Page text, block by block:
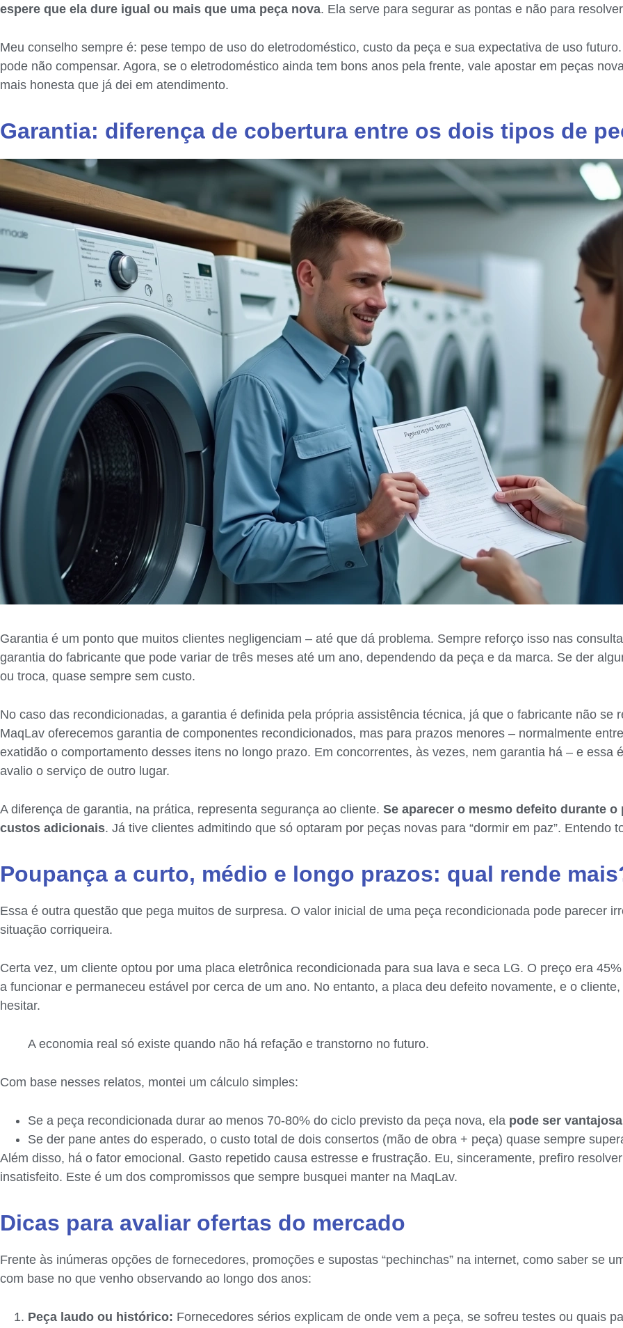
espere que ela dure igual ou mais que uma peça nova. Ela serve para segurar as pontas e não para
Meu conselho sempre é: pese tempo de uso do eletrodoméstico, custo da peça e sua expectativa de uso
pode não compensar. Agora, se o eletrodoméstico ainda tem bons anos pela frente, vale apostar em peças
mais honesta que já dei em atendimento.
Garantia: diferença de cobertura entre os dois tipos de
Garantia é um ponto que muitos clientes negligenciam – até que dá problema. Sempre reforço isso nas
garantia do fabricante que pode variar de três meses até um ano, dependendo da peça e da marca. Se der
ou troca, quase sempre sem custo.
No caso das recondicionadas, a garantia é definida pela própria assistência técnica, já que o fabricante não se
MaqLav oferecemos garantia de componentes recondicionados, mas para prazos menores – normalmente
exatidão o comportamento desses itens no longo prazo. Em concorrentes, às vezes, nem garantia há – e
avalio o serviço de outro lugar.
A diferença de garantia, na prática, representa segurança ao cliente. Se aparecer o mesmo defeito durante
custos adicionais. Já tive clientes admitindo que só optaram por peças novas para “dormir em paz”. Entendo
Poupança a curto, médio e longo prazos: qual rende
Essa é outra questão que pega muitos de surpresa. O valor inicial de uma peça recondicionada pode parecer
situação corriqueira.
Certa vez, um cliente optou por uma placa eletrônica recondicionada para sua lava e seca LG. O preço era
a funcionar e permaneceu estável por cerca de um ano. No entanto, a placa deu defeito novamente, e o
hesitar.
A economia real só existe quando não há refação e transtorno no futuro.
Com base nesses relatos, montei um cálculo simples:
Se a peça recondicionada durar ao menos 70-80% do ciclo previsto da peça nova, ela pode ser
Se der pane antes do esperado, o custo total de dois consertos (mão de obra + peça) quase sempre
Além disso, há o fator emocional. Gasto repetido causa estresse e frustração. Eu, sinceramente, prefiro
insatisfeito. Este é um dos compromissos que sempre busquei manter na MaqLav.
Dicas para avaliar ofertas do mercado
Frente às inúmeras opções de fornecedores, promoções e supostas “pechinchas” na internet, como saber se
com base no que venho observando ao longo dos anos:
Peça laudo ou histórico: Fornecedores sérios explicam de onde vem a peça, se sofreu testes ou quais